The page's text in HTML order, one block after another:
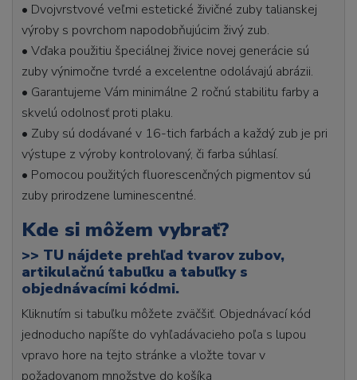
• Dvojvrstvové veľmi estetické živičné zuby talianskej
výroby s povrchom napodobňujúcim živý zub.
• Vďaka použitiu špeciálnej živice novej generácie sú
zuby výnimočne tvrdé a excelentne odolávajú abrázii.
• Garantujeme Vám minimálne 2 ročnú stabilitu farby a
skvelú odolnosť proti plaku.
• Zuby sú dodávané v 16-tich farbách a každý zub je pri
výstupe z výroby kontrolovaný, či farba súhlasí.
• Pomocou použitých fluorescenčných pigmentov sú
zuby prirodzene luminescentné.
Kde si môžem vybrať?
>> TU nájdete prehľad tvarov zubov,
artikulačnú tabuľku a tabuľky s
objednávacími kódmi.
Kliknutím si tabuľku môžete zväčšiť. Objednávací kód
jednoducho napíšte do vyhľadávacieho poľa s lupou
vpravo hore na tejto stránke a vložte tovar v
požadovanom množstve do košíka